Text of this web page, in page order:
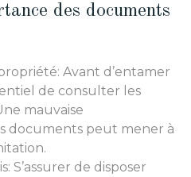
des documents
Avant d’entamer
de consulter les
mauvaise
documents peut mener à
S’assurer de disposer